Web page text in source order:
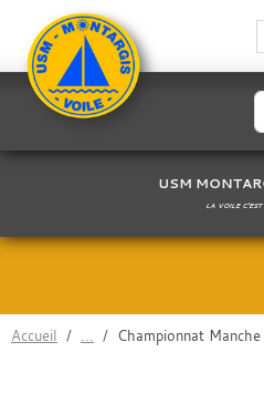
USM
LA VOILE C'EST
Accueil Championnat
Panneau de gestion des cookies